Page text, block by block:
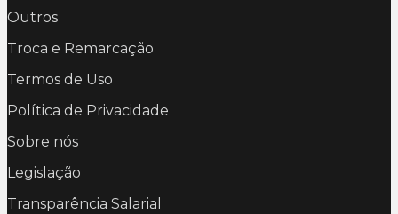
Outros
Troca e Remarcação
Termos de Uso
Política de Privacidade
Sobre nós
Legislação
Transparência Salarial